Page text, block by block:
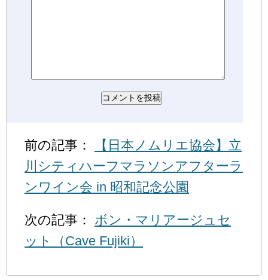
前の記事：
【日本ノムリエ協会】立
川シティハーフマラソンアフターラ
ンワイン会 in 昭和記念公園
次の記事： ボン・マリアージュセ
ット（Cave Fujiki）